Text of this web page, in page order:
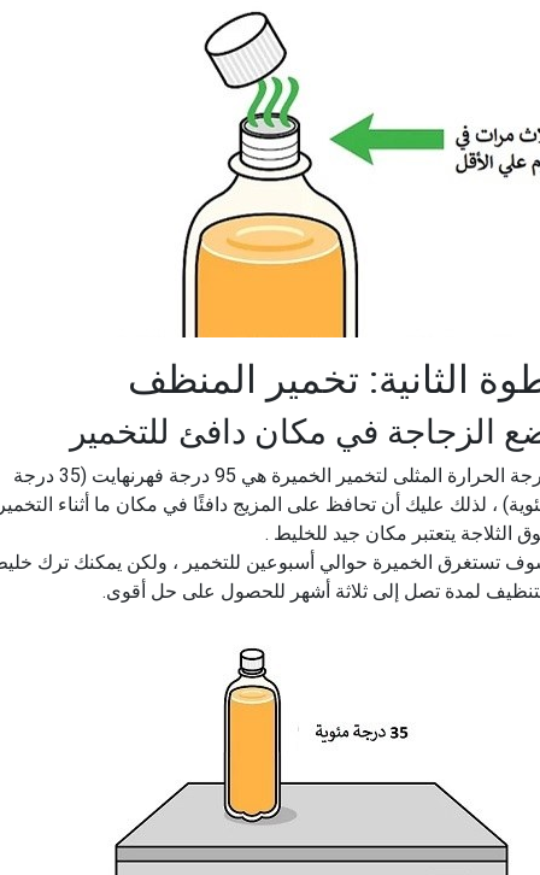
الثانية: تخمير المنظف
الزجاجة في مكان دافئ للتخمير
درجة الحرارة المثلى لتخمير الخميرة هي 95 درجة فهرنهايت (35 درجة
، لذلك عليك أن تحافظ على المزيج دافئًا في مكان ما أثناء
الثلاجة يتعتبر مكان جيد للخليط .
تستغرق الخميرة حوالي أسبوعين للتخمير ، ولكن يمكنك ترك
لمدة تصل إلى ثلاثة أشهر للحصول على حل أقوى.